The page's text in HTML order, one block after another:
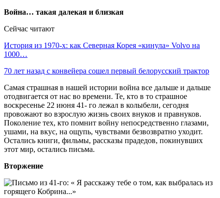
Война… такая далекая и близкая
Сейчас читают
История из 1970-х: как Северная Корея «кинула» Volvo на
1000…
70 лет назад с конвейера сошел первый белорусский трактор
Самая страшная в нашей истории война все дальше и дальше
отодвигается от нас во времени. Те, кто в то страшное
воскресенье 22 июня 41- го лежал в колыбели, сегодня
провожают во взрослую жизнь своих внуков и правнуков.
Поколение тех, кто помнит войну непосредственно глазами,
ушами, на вкус, на ощупь, чувствами безвозвратно уходит.
Остались книги, фильмы, рассказы прадедов, покинувших
этот мир, остались письма.
Вторжение